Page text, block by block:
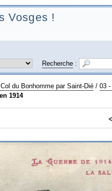
Vosges !
Recherche:
du Bonhomme par Saint-Dié/ 03 -
1914